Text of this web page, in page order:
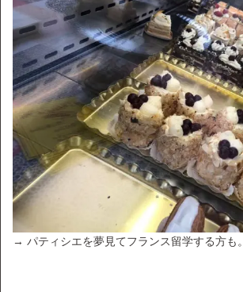
→ パティシエを夢見てフランス留学する方も。